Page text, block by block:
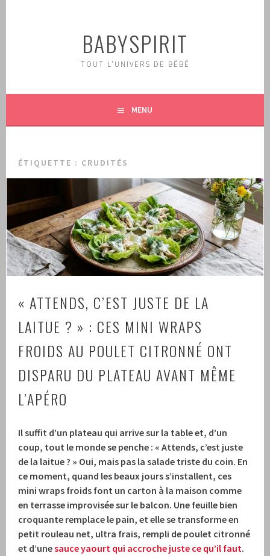
BABYSPIRIT
TOUT L'UNIVERS DE BÉBÉ
MENU
ÉTIQUETTE : CRUDITÉS
« ATTENDS, C’EST JUSTE DE LA
LAITUE ? » : CES MINI WRAPS
FROIDS AU POULET CITRONNÉ ONT
DISPARU DU PLATEAU AVANT MÊME
L’APÉRO
Il suffit d’un plateau qui arrive sur la table et, d’un
coup, tout le monde se penche : « Attends, c’est juste
de la laitue ? » Oui, mais pas la salade triste du coin. En
ce moment, quand les beaux jours s’installent, ces
mini wraps froids font un carton à la maison comme
en terrasse improvisée sur le balcon. Une feuille bien
croquante remplace le pain, et elle se transforme en
petit rouleau net, ultra frais, rempli de poulet citronné
et d’unesauce yaourt qui accroche juste ce qu’il faut.